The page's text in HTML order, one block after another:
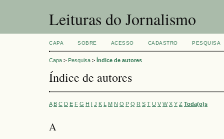
Leituras do Jornalismo
CAPA SOBRE ACESSO CADASTRO PESQUISA
Capa > Pesquisa > Índice de autores
Índice de autores
A B C D E F G H I J K L M N O P Q R S T U V W X Y Z Toda(o)s
A